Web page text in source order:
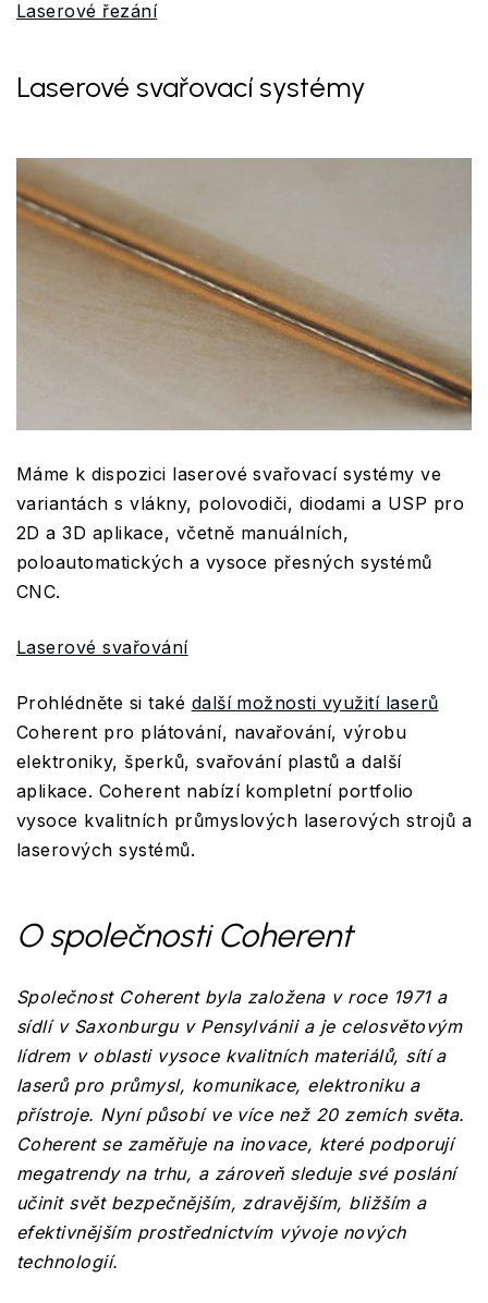
Laserové řezání
Laserové svařovací systémy
Máme k dispozici laserové svařovací systémy ve
variantách s vlákny, polovodiči, diodami a USP pro
2D a 3D aplikace, včetně manuálních,
poloautomatických a vysoce přesných systémů
CNC.
Laserové svařování
Prohlédněte si také další možnosti využití laserů
Coherent pro plátování, navařování, výrobu
elektroniky, šperků, svařování plastů a další
aplikace. Coherent nabízí kompletní portfolio
vysoce kvalitních průmyslových laserových strojů a
laserových systémů.
O společnosti Coherent
Společnost Coherent byla založena v roce 1971 a
sídlí v Saxonburgu v Pensylvánii a je celosvětovým
lídrem v oblasti vysoce kvalitních materiálů, sítí a
laserů pro průmysl, komunikace, elektroniku a
přístroje. Nyní působí ve více než 20 zemích světa.
Coherent se zaměřuje na inovace, které podporují
megatrendy na trhu, a zároveň sleduje své poslání
učinit svět bezpečnějším, zdravějším, bližším a
efektivnějším prostřednictvím vývoje nových
technologií.